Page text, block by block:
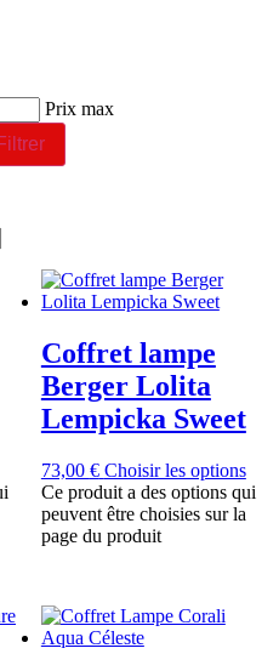
Prix max
Filtrer
Coffret lampe
Berger Lolita
Lempicka Sweet
73,00 € Choisir les options
Ce produit a des options qui
peuvent être choisies sur la
page du produit